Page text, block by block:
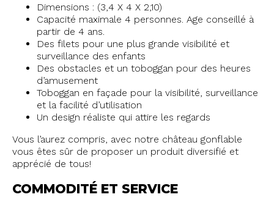
Dimensions : (3,4 X 4 X 2,10)
Capacité maximale 4 personnes. Age conseillé à
partir de 4 ans.
Des filets pour une plus grande visibilité et
surveillance des enfants
Des obstacles et un toboggan pour des heures
d’amusement
Toboggan en façade pour la visibilité, surveillance
et la facilité d’utilisation
Un design réaliste qui attire les regards
Vous l’aurez compris, avec notre château gonflable
vous êtes sûr de proposer un produit diversifié et
apprécié de tous!
COMMODITÉ ET SERVICE